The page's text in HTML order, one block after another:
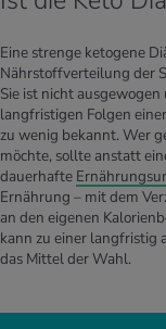
Eine strenge ketogene
Nährstoffverteilung der
Sie ist nicht
langfristigen Folgen
zu wenig bekannt. Wer
möchte, sollte anstatt
dauerhafte
Ernährung – mit dem
an den eigenen
kann zu einer langfristig
das Mittel der Wahl.